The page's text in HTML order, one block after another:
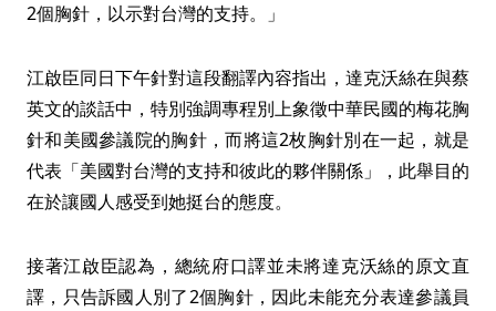
2個胸針，以示對台灣的支持。」
江啟臣同日下午針對這段翻譯內容指出，達克沃絲在與蔡
英文的談話中，特別強調專程別上象徵中華民國的梅花胸
針和美國參議院的胸針，而將這2枚胸針別在一起，就是
代表「美國對台灣的支持和彼此的夥伴關係」，此舉目的
在於讓國人感受到她挺台的態度。
接著江啟臣認為，總統府口譯並未將達克沃絲的原文直
譯，只告訴國人別了2個胸針，因此未能充分表達參議員